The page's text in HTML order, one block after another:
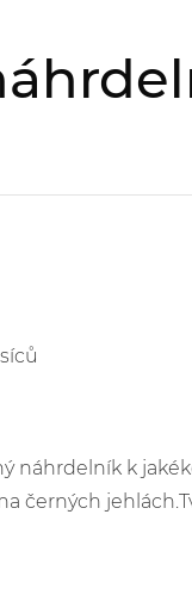
náhrdelník k
černých